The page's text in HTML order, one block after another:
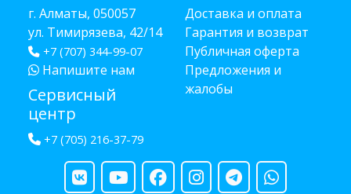
г. Алматы, 050057
ул. Тимирязева, 42/14
+7 (707) 344-99-07
Напишите нам
Сервисный
центр
+7 (705) 216-37-79
Доставка и оплата
Гарантия и возврат
Публичная оферта
Предложения и
жалобы